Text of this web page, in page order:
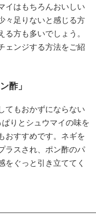
イはもちろんおいしい
々足りないと感じる方
方も多いでしょう。
ェンジする方法をご紹
酢」
てもおかずにならない
りとシュウマイの味を
おすすめです。ネギを
ラスされ、ポン酢のパ
をぐっと引き立ててく